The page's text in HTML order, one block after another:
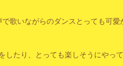
歌いながらのダンスとっても可愛
たり、とっても楽しそうにやって